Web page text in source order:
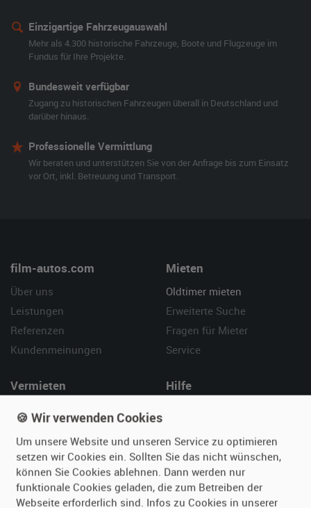
Einzigartige Fahrzeugauswahl
Mehr als 4.300 historische Fahrzeuge, Boote und Flugzeuge im
Fundus für Ihre Projekte.
Bundesweit verfügbar
Zugang zu historischen Fahrzeugen überall in Deutschland und
darüber hinaus.
Professionelle Vermittlung
Wir beraten und unterstützen Sie von der Anfrage bis zum Einsatz
vor Ort, inkl. Betreuung und Transport.
film-autos.com
Über uns
Leistungen
Referenzen
Kundenmeinungen
Mieten
Oldtimer mieten
Erweiterte Suche
Fragen für Mieter
Service
Vermieten
Oldtimer anmelden
Fragen für Vermieter
Inserat verwalten
Hilfe
Kontakt
SPECIAL
🍪 Wir verwenden Cookies
Um unsere Website und unseren Service zu optimieren
setzen wir Cookies ein. Sollten Sie das nicht wünschen,
können Sie Cookies ablehnen. Dann werden nur
funktionale Cookies geladen, die zum Betreiben der
Webseite erforderlich sind. Infos zu Cookies in unserer